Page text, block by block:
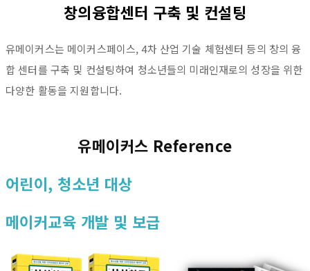
창의융합센터 구축 및 컨설팅
유메이커스는 메이커스페이스, 4차 산업 기술 체험센터 등의 창의 융
합 센터를 구축 및 컨설팅하여 청소년들의 미래인재로의 성장을 위한
다양한 활동을 지원합니다.
유메이커스 Reference
어린이, 청소년 대상
메이커교육 개발 및 보급